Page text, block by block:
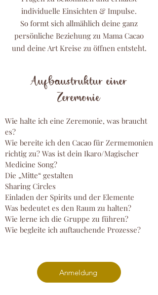
individuelle Einsichten & Impulse.
So formt sich allmählich deine ganz
persönliche Beziehung zu Mama Cacao
und deine Art Kreise zu öffnen entsteht.
Aufbaustruktur einer
Zeremonie
Wie halte ich eine Zeremonie, was braucht
es?
Wie bereite ich den Cacao für Zermemonien
richtig zu? Was ist dein Ikaro/Magischer
Medicine Song?
Die „Mitte“ gestalten
Sharing Circles
Einladen der Spirits und der Elemente
Was bedeutet es den Raum zu halten?
Wie lerne ich die Gruppe zu führen?
Wie begleite ich auftauchende Prozesse?
Anmeldung